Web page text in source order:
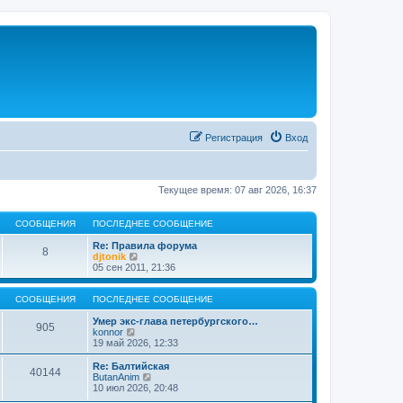
Вход
Регистрация
Текущее время: 07 авг 2026, 16:37
СООБЩЕНИЯ ПОСЛЕДНЕЕ СООБЩЕНИЕ
8
Re: Правила форума
djtonik
е
р
е
й
т
и
п
о
с
л
е
05 сен 2011, 21:36
СООБЩЕНИЯ ПОСЛЕДНЕЕ СООБЩЕНИЕ
905
Умер экс-глава петербургского…
konnor
е
р
е
й
т
19 май 2026, 12:33
40144
Re: Балтийская
ButanAnim
е
10 июл 2026, 20:48